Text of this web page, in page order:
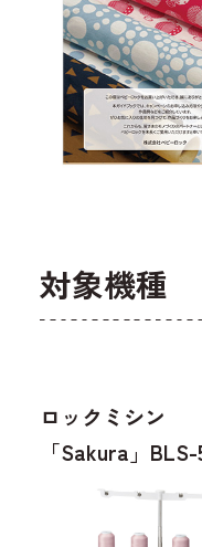
対象機種
ロックミシン
「Sakura」BLS-